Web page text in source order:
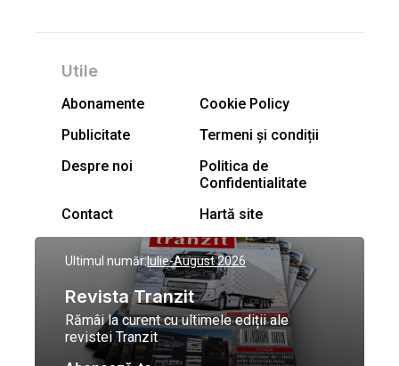
Utile
Abonamente
Cookie Policy
Publicitate
Termeni și condiții
Despre noi
Politica de
Confidentialitate
Contact
Hartă site
Ultimul număr:Iulie-August 2026
Revista Tranzit
Rămâi la curent cu ultimele ediții ale
revistei Tranzit